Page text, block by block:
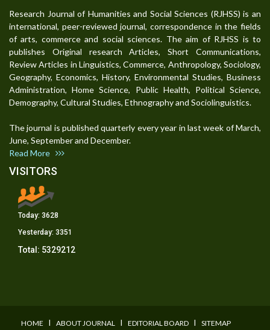
Research Journal of Humanities and Social Sciences (RJHSS) is an
international, peer-reviewed journal, correspondence in the fields
of arts, commerce and social sciences. The aim of RJHSS is to
publishes Original research Articles, Short Communications,
Review Articles in Linguistics, Commerce, Anthropology, Sociology,
Geography, Economics, History, Environmental Studies, Business
Administration, Home Science, Public Health, Political Science,
Demography, Cultural Studies, Ethnography and Sociolinguistics.
The journal is published quarterly every year in last week of March,
June, September and December.
Read More
VISITORS
Today: 3628
Yesterday: 3351
Total: 5329212
HOME I ABOUT JOURNAL I EDITORIAL BOARD I SITEMAP